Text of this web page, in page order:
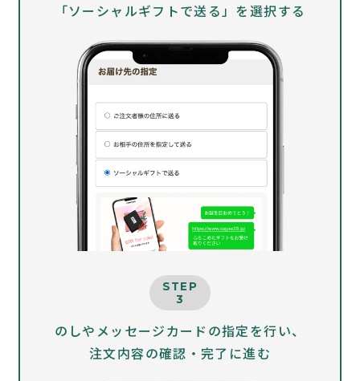
「ソーシャルギフトで送る」を選択する
STEP
3
のしやメッセージカードの指定を行い、
注文内容の確認・完了に進む